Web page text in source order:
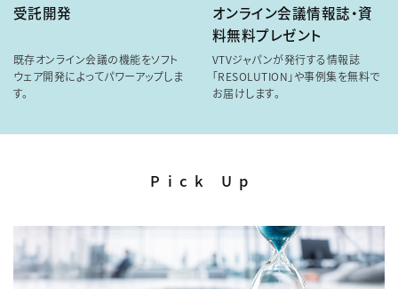
受託開発
既存オンライン会議の機能をソフト
ウェア開発によってパワーアップしま
す。
オンライン会議情報誌・資
料無料プレゼント
VTVジャパンが発行する情報誌
「RESOLUTION」や事例集を無料で
お届けします。
Pick Up